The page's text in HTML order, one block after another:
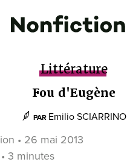
Littérature
Fou d'Eugène
PAR Emilio SCIARRINO
• 26 mai 2013
3 minutes